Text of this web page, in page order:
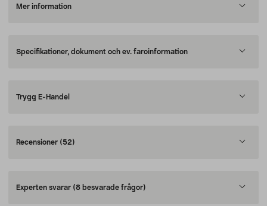
Mer information
Specifikationer, dokument och ev. faroinformation
Trygg E-Handel
Recensioner (52)
Experten svarar (8 besvarade frågor)